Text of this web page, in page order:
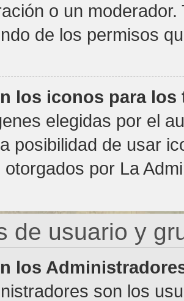
o un
de los permisos
los iconos para los
elegidas por el
posibilidad de usar
otorgados por La
de usuario y
los
son los